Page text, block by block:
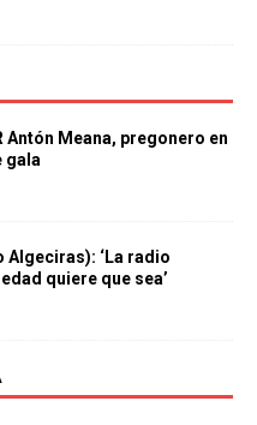
Antón Meana, pregonero en
gala
Algeciras): ‘La radio
quiere que sea’